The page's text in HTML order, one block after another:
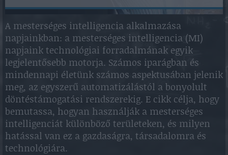
A mesterséges intelligencia alkalmazása
napjainkban: a mesterséges intelligencia (MI)
napjaink technológiai forradalmának egyik
legjelentősebb motorja. Számos iparágban és
mindennapi életünk számos aspektusában jelenik
meg, az egyszerű automatizálástól a bonyolult
döntéstámogatási rendszerekig. E cikk célja, hogy
bemutassa, hogyan használják a mesterséges
intelligenciát különböző területeken, és milyen
hatással van ez a gazdaságra, társadalomra és
technológiára.